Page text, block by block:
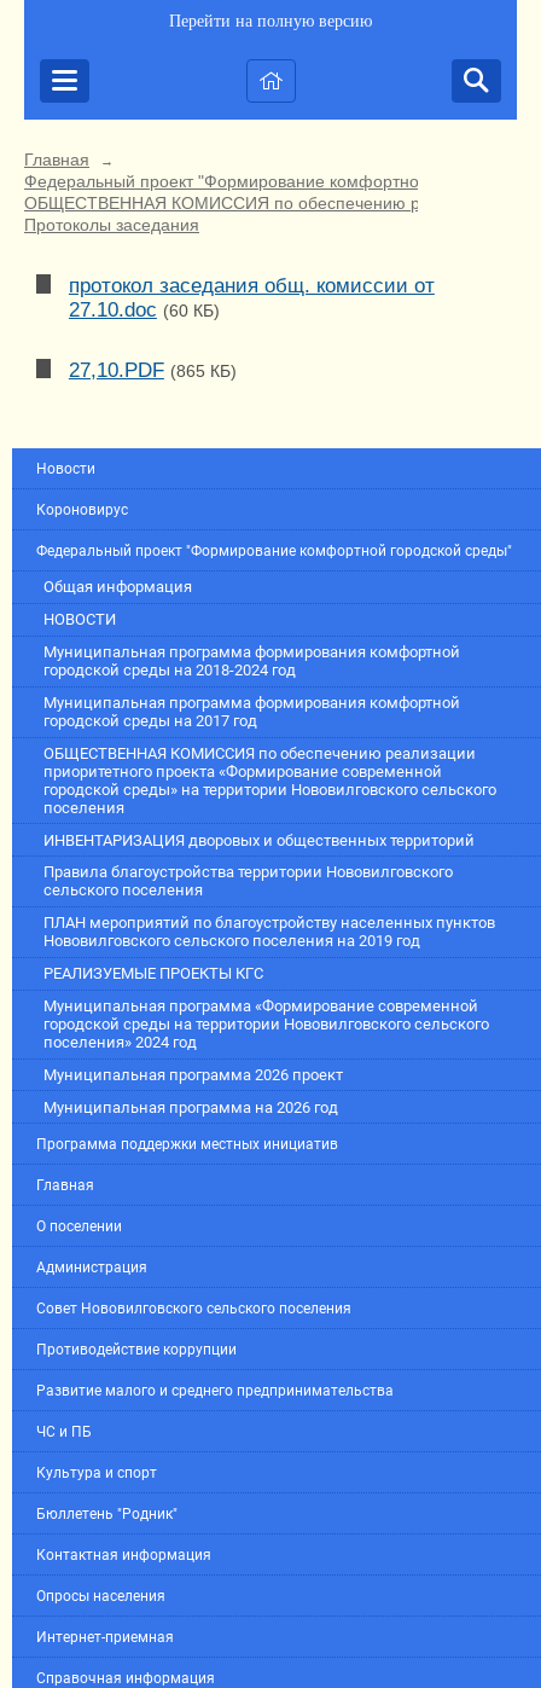
Перейти на полную версию
Главная →
Федеральный проект "Формирование комфортной городской
ОБЩЕСТВЕННАЯ КОМИССИЯ по обеспечению реализации
Протоколы заседания
протокол заседания общ. комиссии от
27.10.doc (60 КБ)
27,10.PDF (865 КБ)
Новости
Короновирус
Федеральный проект "Формирование комфортной городской среды"
Общая информация
НОВОСТИ
Муниципальная программа формирования комфортной
городской среды на 2018-2024 год
Муниципальная программа формирования комфортной
городской среды на 2017 год
ОБЩЕСТВЕННАЯ КОМИССИЯ по обеспечению реализации
приоритетного проекта «Формирование современной
городской среды» на территории Нововилговского сельского
поселения
ИНВЕНТАРИЗАЦИЯ дворовых и общественных территорий
Правила благоустройства территории Нововилговского
сельского поселения
ПЛАН мероприятий по благоустройству населенных пунктов
Нововилговского сельского поселения на 2019 год
РЕАЛИЗУЕМЫЕ ПРОЕКТЫ КГС
Муниципальная программа «Формирование современной
городской среды на территории Нововилговского сельского
поселения» 2024 год
Муниципальная программа 2026 проект
Муниципальная программа на 2026 год
Программа поддержки местных инициатив
Главная
О поселении
Администрация
Совет Нововилговского сельского поселения
Противодействие коррупции
Развитие малого и среднего предпринимательства
ЧС и ПБ
Культура и спорт
Бюллетень "Родник"
Контактная информация
Опросы населения
Интернет-приемная
Справочная информация